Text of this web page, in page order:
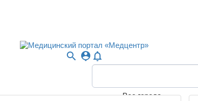
search person_pin notifications_none
Все города